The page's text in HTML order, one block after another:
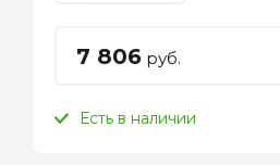
7 806 руб.
Есть в наличии